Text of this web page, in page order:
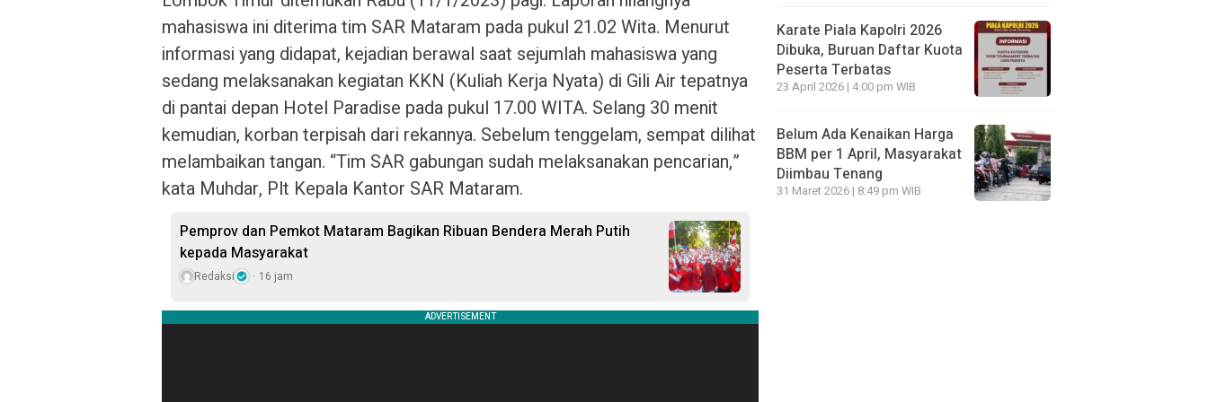
mahasiswa ini diterima tim SAR Mataram pada pukul 21.02 Wita. Menurut
informasi yang didapat, kejadian berawal saat sejumlah mahasiswa yang
sedang melaksanakan kegiatan KKN (Kuliah Kerja Nyata) di Gili Air tepatnya
di pantai depan Hotel Paradise pada pukul 17.00 WITA. Selang 30 menit
kemudian, korban terpisah dari rekannya. Sebelum tenggelam, sempat dilihat
melambaikan tangan. “Tim SAR gabungan sudah melaksanakan pencarian,”
kata Muhdar, Plt Kepala Kantor SAR Mataram.
Pemprov dan Pemkot Mataram Bagikan Ribuan Bendera Merah Putih
kepada Masyarakat
Redaksi 16 jam
Karate Piala Kapolri 2026
Dibuka, Buruan Daftar Kuota
Peserta Terbatas
23 April 2026 | 4:00 pm WIB
Belum Ada Kenaikan Harga
BBM per 1 April, Masyarakat
Diimbau Tenang
31 Maret 2026 | 8:49 pm WIB